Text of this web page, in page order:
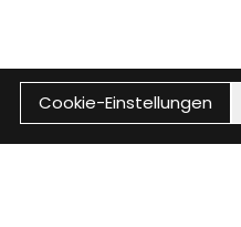
Cookie-Einstellungen